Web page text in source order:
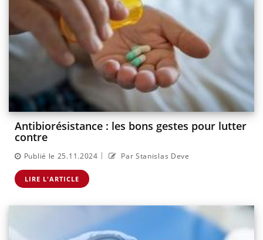
Antibiorésistance : les bons gestes pour lutter
contre
Publié le 25.11.2024 | Par Stanislas Deve
LIRE L'ARTICLE